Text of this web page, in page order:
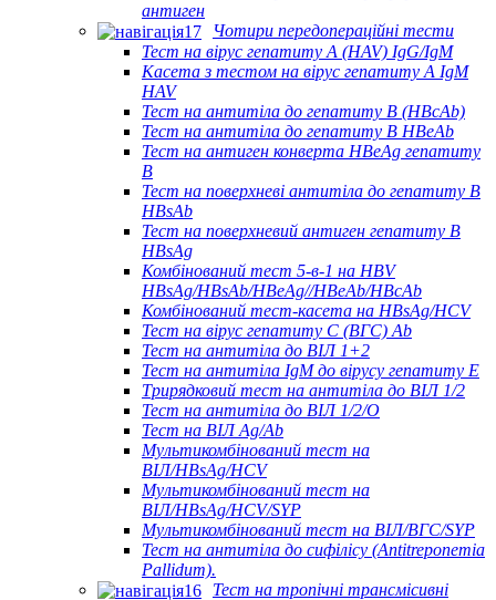
антиген
Чотири передопераційні тести
Тест на вірус гепатиту А (HAV) IgG/IgM
Касета з тестом на вірус гепатиту А IgM
HAV
Тест на антитіла до гепатиту B (HBcAb)
Тест на антитіла до гепатиту B HBeAb
Тест на антиген конверта HBeAg гепатиту
B
Тест на поверхневі антитіла до гепатиту B
HBsAb
Тест на поверхневий антиген гепатиту B
HBsAg
Комбінований тест 5-в-1 на HBV
HBsAg/HBsAb/HBeAg//HBeAb/HBcAb
Комбінований тест-касета на HBsAg/HCV
Тест на вірус гепатиту С (ВГС) Ab
Тест на антитіла до ВІЛ 1+2
Тест на антитіла IgM до вірусу гепатиту Е
Трирядковий тест на антитіла до ВІЛ 1/2
Тест на антитіла до ВІЛ 1/2/O
Тест на ВІЛ Ag/Ab
Мультикомбінований тест на
ВІЛ/HBsAg/HCV
Мультикомбінований тест на
ВІЛ/HBsAg/HCV/SYP
Мультикомбінований тест на ВІЛ/ВГС/SYP
Тест на антитіла до сифілісу (Antitreponemia
Pallidum).
Тест на тропічні трансмісивні